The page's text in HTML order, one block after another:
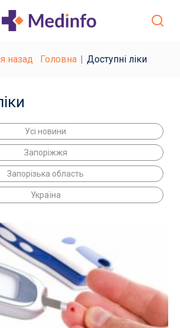
назад Головна Доступні ліки
Усі новини
Запоріжжя
Запорізька область
Україна